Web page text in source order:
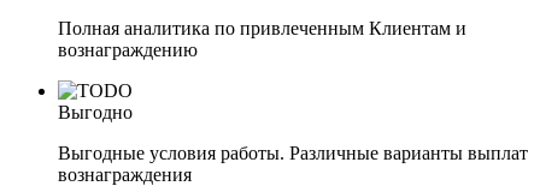
Полная аналитика по привлеченным Клиентам и
вознаграждению
Выгодно
Выгодные условия работы. Различные варианты выплат
вознаграждения